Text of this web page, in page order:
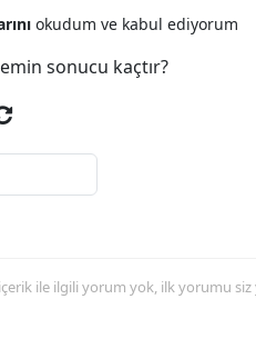
okudum ve kabul ediyorum
sonucu kaçtır?
ile ilgili yorum yok, ilk yorumu siz